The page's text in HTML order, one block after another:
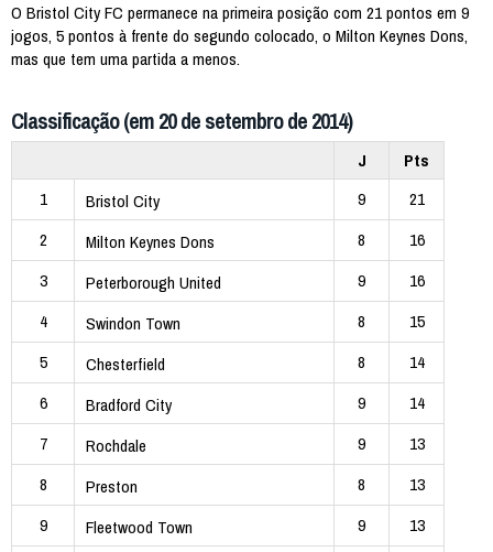
O Bristol City FC permanece na primeira posição com 21 pontos em 9
jogos, 5 pontos à frente do segundo colocado, o Milton Keynes Dons,
mas que tem uma partida a menos.
Classificação (em 20 de setembro de 2014)
J
Pts
1
Bristol City 9
21
2
Milton Keynes Dons 8
16
3
Peterborough United 9
16
4
Swindon Town 8
15
5
Chesterfield 8
14
6
Bradford City 9
14
7
Rochdale 9
13
8
Preston 8
13
9
Fleetwood Town 9
13